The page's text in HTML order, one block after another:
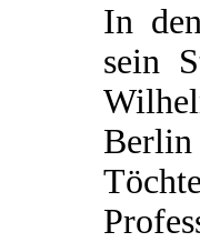
In
sein